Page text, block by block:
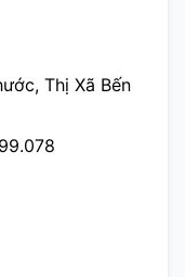
Thị Xã Bến